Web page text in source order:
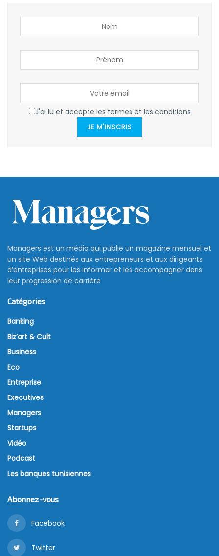
J'ai lu et accepte les termes et les conditions
JE M'INSCRIS
Managers est un média qui publie un magazine mensuel et
un site Web destinés aux entrepreneurs et aux dirigeants
d’entreprises pour les informer et les accompagner dans
leur progression de carrière
Catégories
Banking
Biz’art & Cult
Business
Eco
Entreprise
Executives
Managers
Startups
Vidéo
Podcast
Les banques tunisiennes
Abonnez-vous
Facebook
Twitter